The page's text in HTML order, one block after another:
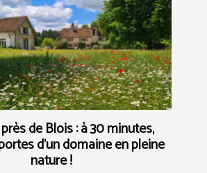
de Blois : à 30 minutes,
d’un domaine en pleine
nature !